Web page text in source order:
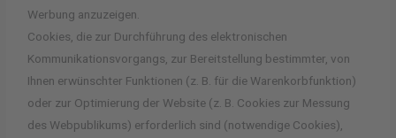
Werbung anzuzeigen.
Cookies, die zur Durchführung des elektronischen
Kommunikationsvorgangs, zur Bereitstellung bestimmter, von
Ihnen erwünschter Funktionen (z. B. für die Warenkorbfunktion)
oder zur Optimierung der Website (z. B. Cookies zur Messung
des Webpublikums) erforderlich sind (notwendige Cookies),